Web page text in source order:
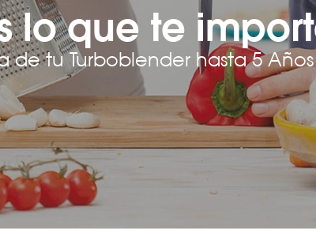
lo que te
de tu Turboblender hasta 5